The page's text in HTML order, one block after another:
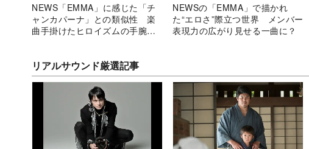
NEWS「EMMA」に感じた「チ
ャンカパーナ」との類似性 楽
曲手掛けたヒロイズムの手腕を
NEWSの「EMMA」で描かれ
た“エロさ”際立つ世界 メンバー
表現力の広がり見せる一曲に？
リアルサウンド厳選記事